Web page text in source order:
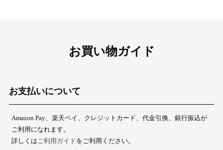
お買い物ガイド
お支払いについて
Amazon Pay、楽天ペイ、クレジットカード、代金引換、銀行振込が
ご利用になれます。
詳しくはご利用ガイドをご利用ください。